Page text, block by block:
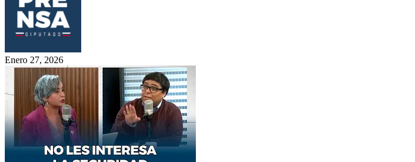
Enero 27, 2026